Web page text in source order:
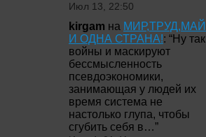
Июл 13, 22:50
kirgam на МИР,ТРУД,МАЙ
И ОДНА СТРАНА!: “Ну так
войны и маскируют
бессмысленность
псевдоэкономики,
занимающая у людей их
время система не
настолько глупа, чтобы
сгубить себя в…”